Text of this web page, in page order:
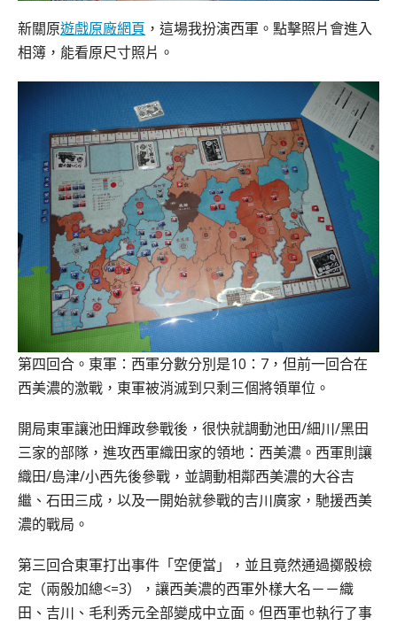
新關原遊戲原廠網頁 ，這場我扮演西軍。點擊照片會進入
相簿，能看原尺寸照片。
第四回合。東軍：西軍分數分別是10：7，但前一回合在
西美濃的激戰，東軍被消滅到只剩三個將領單位。
開局東軍讓池田輝政參戰後，很快就調動池田/細川/黑田
三家的部隊，進攻西軍織田家的領地：西美濃。西軍則讓
織田/島津/小西先後參戰，並調動相鄰西美濃的大谷吉
繼、石田三成，以及一開始就參戰的吉川廣家，馳援西美
濃的戰局。
第三回合東軍打出事件「空便當」，並且竟然通過擲骰檢
定（兩骰加總<=3），讓西美濃的西軍外樣大名－－織
田、吉川、毛利秀元全部變成中立面。但西軍也執行了事